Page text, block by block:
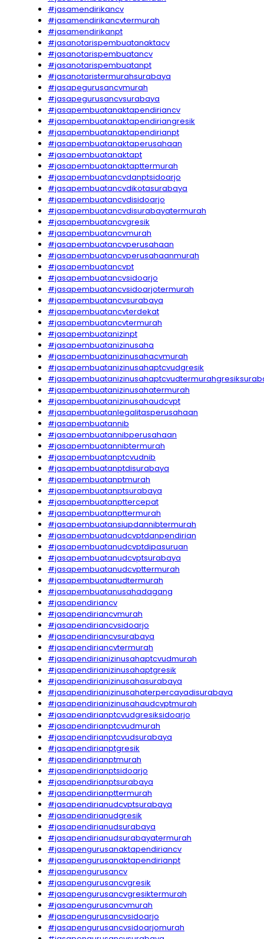
#jasamendirikancv
#jasamendirikancvtermurah
#jasamendirikanpt
#jasanotarispembuatanaktacv
#jasanotarispembuatancv
#jasanotarispembuatanpt
#jasanotaristermurahsurabaya
#jasapegurusancvmurah
#jasapegurusancvsurabaya
#jasapembuatanaktapendiriancv
#jasapembuatanaktapendiriangresik
#jasapembuatanaktapendirianpt
#jasapembuatanaktaperusahaan
#jasapembuatanaktapt
#jasapembuatanaktapttermurah
#jasapembuatancvdanptsidoarjo
#jasapembuatancvdikotasurabaya
#jasapembuatancvdisidoarjo
#jasapembuatancvdisurabayatermurah
#jasapembuatancvgresik
#jasapembuatancvmurah
#jasapembuatancvperusahaan
#jasapembuatancvperusahaanmurah
#jasapembuatancvpt
#jasapembuatancvsidoarjo
#jasapembuatancvsidoarjotermurah
#jasapembuatancvsurabaya
#jasapembuatancvterdekat
#jasapembuatancvtermurah
#jasapembuatanizinpt
#jasapembuatanizinusaha
#jasapembuatanizinusahacvmurah
#jasapembuatanizinusahaptcvudgresik
#jasapembuatanizinusahatermurah
#jasapembuatanizinusahaudcvpt
#jasapembuatanlegalitasperusahaan
#jasapembuatannib
#jasapembuatannibperusahaan
#jasapembuatannibtermurah
#jasapembuatanptcvudnib
#jasapembuatanptdisurabaya
#jasapembuatanptmurah
#jasapembuatanptsurabaya
#jasapembuatanpttercepat
#jasapembuatanpttermurah
#jasapembuatansiupdannibtermurah
#jasapembuatanudcvptdanpendirian
#jasapembuatanudcvptdipasuruan
#jasapembuatanudcvptsurabaya
#jasapembuatanudcvpttermurah
#jasapembuatanudtermurah
#jasapembuatanusahadagang
#jasapendiriancv
#jasapendiriancvmurah
#jasapendiriancvsidoarjo
#jasapendiriancvsurabaya
#jasapendiriancvtermurah
#jasapendirianizinusahaptcvudmurah
#jasapendirianizinusahaptgresik
#jasapendirianizinusahasurabaya
#jasapendirianizinusahaterpercayadisurabaya
#jasapendirianizinusahaudcvptmurah
#jasapendirianptcvudgresiksidoarjo
#jasapendirianptcvudmurah
#jasapendirianptcvudsurabaya
#jasapendirianptgresik
#jasapendirianptmurah
#jasapendirianptsidoarjo
#jasapendirianptsurabaya
#jasapendirianpttermurah
#jasapendirianudcvptsurabaya
#jasapendirianudgresik
#jasapendirianudsurabaya
#jasapendirianudsurabayatermurah
#jasapengurusanaktapendiriancv
#jasapengurusanaktapendirianpt
#jasapengurusancv
#jasapengurusancvgresik
#jasapengurusancvgresiktermurah
#jasapengurusancvmurah
#jasapengurusancvsidoarjo
#jasapengurusancvsidoarjomurah